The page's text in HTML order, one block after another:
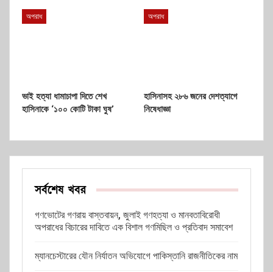
অপরাধ
ভাই হত্যা ধামাচাপা দিতে শেখ
হাসিনাকে ‘১০০ কোটি টাকা ঘুষ’
অপরাধ
হাসিনাসহ ২৮৬ জনের দেশত্যাগে
নিষেধাজ্ঞা
সর্বশেষ খবর
গণভোটের গণরায় বাস্তবায়ন, জুলাই গণহত্যা ও মানবতাবিরোধী
অপরাধের বিচারের দাবিতে এক বিশাল গণমিছিল ও প্রতিবাদ সমাবেশ
ম্যানচেস্টারের যৌন নির্যাতন অভিযোগে পাকিস্তানি রাজনীতিকের নাম